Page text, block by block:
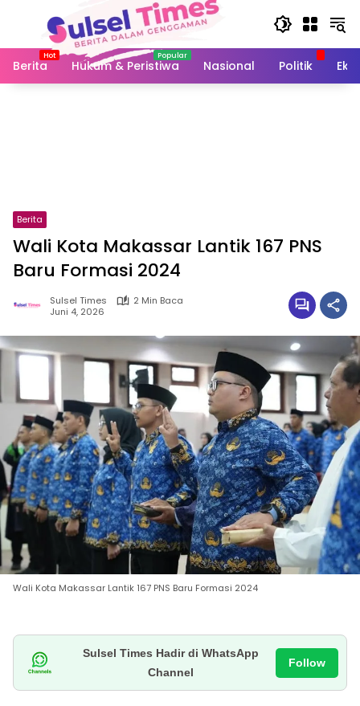
Berita
Hukum & Peristiwa Nasional Politik
Berita
Wali Kota Makassar Lantik 167 PNS
Baru Formasi 2024
Sulsel Times
2 Min Baca
Juni 4, 2026
Wali Kota Makassar Lantik 167 PNS Baru Formasi 2024
Sulsel Times Hadir di WhatsApp
Channel
Follow